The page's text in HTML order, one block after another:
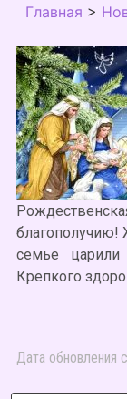
Главная >
благополучию!
семье царили
Крепкого
Дата обновления